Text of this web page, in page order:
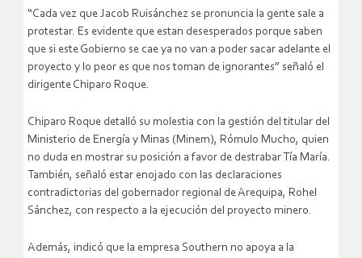
“Cada vez que Jacob Ruisánchez se pronuncia la gente sale a
protestar. Es evidente que estan desesperados porque saben
que si este Gobierno se cae ya no van a poder sacar adelante el
proyecto y lo peor es que nos toman de ignorantes” señaló el
dirigente Chiparo Roque.
Chiparo Roque detalló su molestia con la gestión del titular del
Ministerio de Energía y Minas (Minem), Rómulo Mucho, quien
no duda en mostrar su posición a favor de destrabar Tía María.
También, señaló estar enojado con las declaraciones
contradictorias del gobernador regional de Arequipa, Rohel
Sánchez, con respecto a la ejecución del proyecto minero.
Además, indicó que la empresa Southern no apoya a la